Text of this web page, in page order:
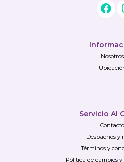
Nosotros
Servicio Al
Contacto
Despachos y
Términos y
Política de cambios